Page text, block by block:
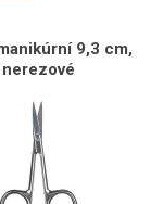
9,3 cm,
nerezové